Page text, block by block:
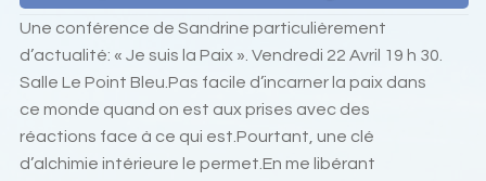
Liens
Une conférence de Sandrine particulièrement
d’actualité: « Je suis la Paix ». Vendredi 22 Avril 19 h 30.
Salle Le Point Bleu.Pas facile d’incarner la paix dans
ce monde quand on est aux prises avec des
réactions face à ce qui est.Pourtant, une clé
d’alchimie intérieure le permet.En me libérant